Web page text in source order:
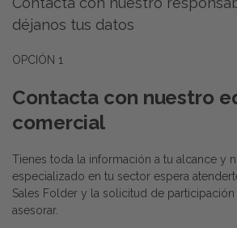
déjanos tus datos
OPCIÓN 1
Contacta con nuestro
comercial
Tienes toda la información a tu alcance y
especializado en tu sector espera
Sales Folder y la solicitud de
asesorar.